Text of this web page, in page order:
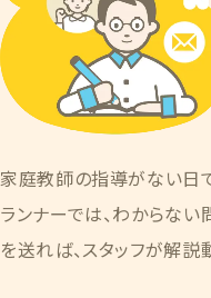
家庭教師の指導がない日
ランナーでは、わからな
を送れば、スタッフが解説